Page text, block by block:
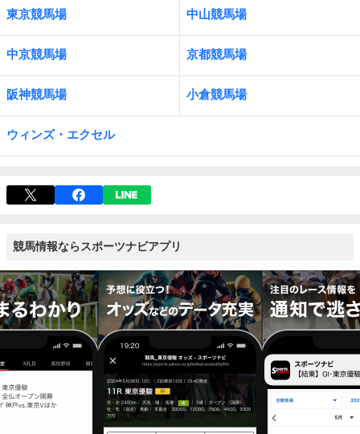
東京競馬場 中山競馬場
中京競馬場 京都競馬場
阪神競馬場 小倉競馬場
ウィンズ・エクセル
競馬情報ならスポーツナビアプリ